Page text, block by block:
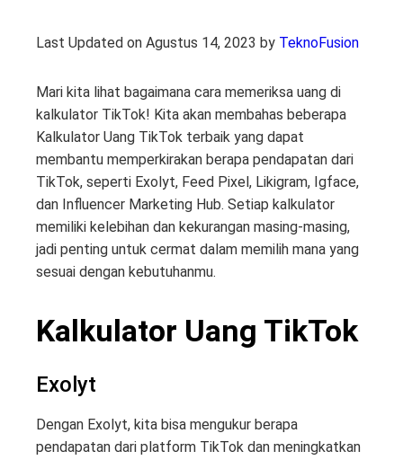
Last Updated on Agustus 14, 2023 by TeknoFusion
Mari kita lihat bagaimana cara memeriksa uang di
kalkulator TikTok! Kita akan membahas beberapa
Kalkulator Uang TikTok terbaik yang dapat
membantu memperkirakan berapa pendapatan dari
TikTok, seperti Exolyt, Feed Pixel, Likigram, Igface,
dan Influencer Marketing Hub. Setiap kalkulator
memiliki kelebihan dan kekurangan masing-masing,
jadi penting untuk cermat dalam memilih mana yang
sesuai dengan kebutuhanmu.
Kalkulator Uang TikTok
Exolyt
Dengan Exolyt, kita bisa mengukur berapa
pendapatan dari platform TikTok dan meningkatkan